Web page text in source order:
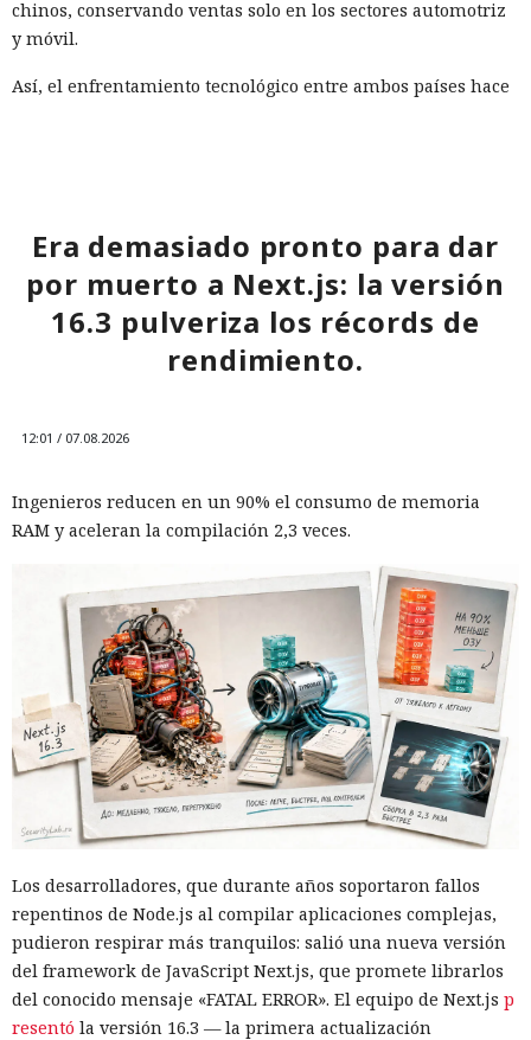
chinos, conservando ventas solo en los sectores automotriz
y móvil.
Así, el enfrentamiento tecnológico entre ambos países hace
no simplemente en participantes de la competencia de
mercado.
Era demasiado pronto para dar
por muerto a Next.js: la versión
16.3 pulveriza los récords de
rendimiento.
12:01 / 07.08.2026
Ingenieros reducen en un 90% el consumo de memoria
RAM y aceleran la compilación 2,3 veces.
Los desarrolladores, que durante años soportaron fallos
repentinos de Node.js al compilar aplicaciones complejas,
pudieron respirar más tranquilos: salió una nueva versión
del framework de JavaScript Next.js, que promete librarlos
del conocido mensaje «FATAL ERROR». El equipo de Next.js p
resentó la versión 16.3 — la primera actualización